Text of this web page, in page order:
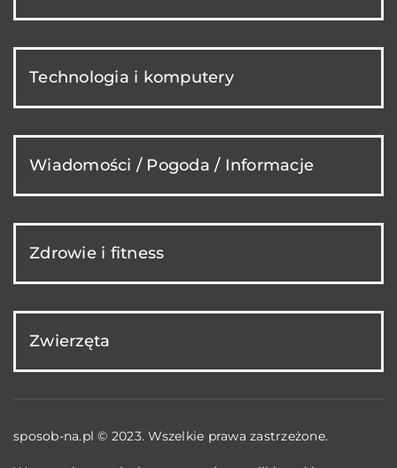
Technologia i komputery
Wiadomości / Pogoda / Informacje
Zdrowie i fitness
Zwierzęta
sposob-na.pl © 2023. Wszelkie prawa zastrzeżone.